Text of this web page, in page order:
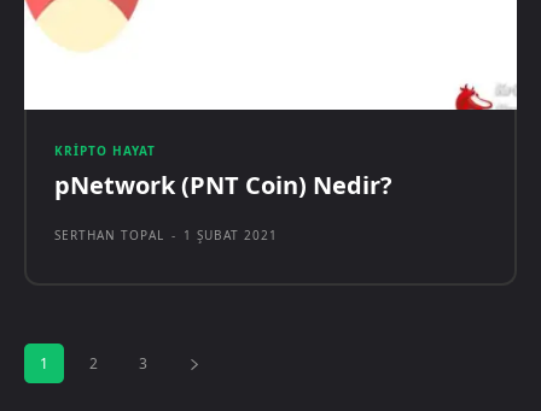
KRIPTO HAYAT
pNetwork (PNT Coin) Nedir?
SERTHAN TOPAL - 1 ŞUBAT 2021
1 2 3